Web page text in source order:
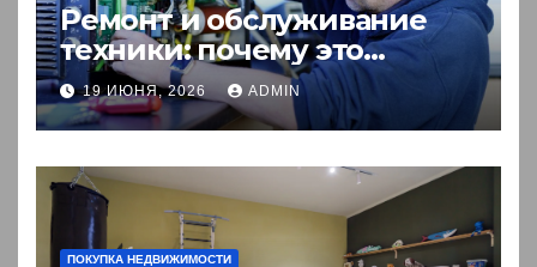
Ремонт и обслуживание
техники: почему это
выгоднее покупки новой?
19 ИЮНЯ, 2026 ADMIN
ПОКУПКА НЕДВИЖИМОСТИ